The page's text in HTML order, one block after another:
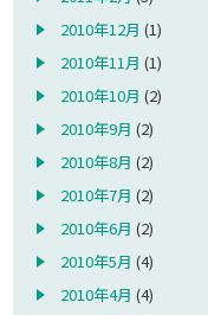
2010年12月 (1)
2010年11月 (1)
2010年10月 (2)
2010年9月 (2)
2010年8月 (2)
2010年7月 (2)
2010年6月 (2)
2010年5月 (4)
2010年4月 (4)